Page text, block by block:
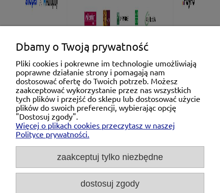
Pomoc
Moje konto
Płatności i dostawa
O nas
Michał Niedźwiecki Dobra Armatura, ul. Krakowska
Dbamy o Twoją prywatność
Pliki cookies i pokrewne im technologie umożliwiają
poprawne działanie strony i pomagają nam
dostosować ofertę do Twoich potrzeb. Możesz
zaakceptować wykorzystanie przez nas wszystkich
tych plików i przejść do sklepu lub dostosować użycie
plików do swoich preferencji, wybierając opcję
"Dostosuj zgody".
Więcej o plikach cookies przeczytasz w naszej
Polityce prywatności.
zaakceptuj tylko niezbędne
dostosuj zgody